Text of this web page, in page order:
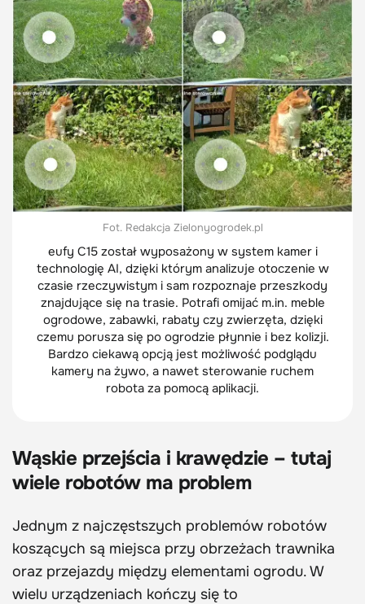
Fot. Redakcja Zielonyogrodek.pl
eufy C15 został wyposażony w system kamer i
technologię AI, dzięki którym analizuje otoczenie w
czasie rzeczywistym i sam rozpoznaje przeszkody
znajdujące się na trasie. Potrafi omijać m.in. meble
ogrodowe, zabawki, rabaty czy zwierzęta, dzięki
czemu porusza się po ogrodzie płynnie i bez kolizji.
Bardzo ciekawą opcją jest możliwość podglądu
kamery na żywo, a nawet sterowanie ruchem
robota za pomocą aplikacji.
Wąskie przejścia i krawędzie – tutaj
wiele robotów ma problem
Jednym z najczęstszych problemów robotów
koszących są miejsca przy obrzeżach trawnika
oraz przejazdy między elementami ogrodu. W
wielu urządzeniach kończy się to